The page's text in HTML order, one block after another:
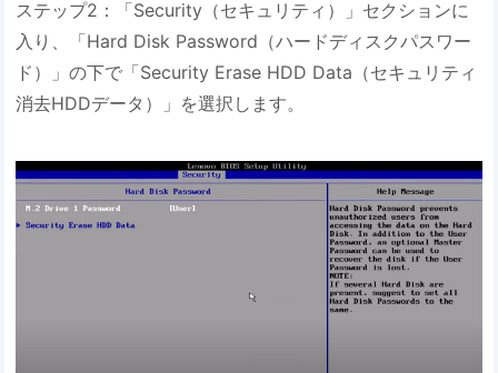
ステップ2：「Security（セキュリティ）」セクションに
入り、「Hard Disk Password（ハードディスクパスワー
ド）」の下で「Security Erase HDD Data（セキュリティ
消去HDDデータ）」を選択します。